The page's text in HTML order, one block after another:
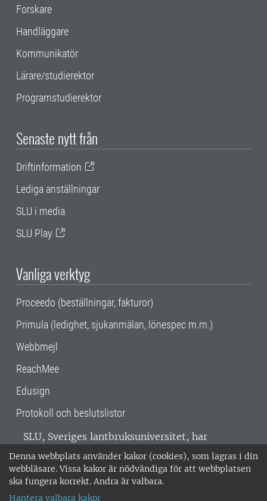
Denna webbplats använder kakor (cookies), som lagras i din
webbläsare. Vissa kakor är nödvändiga för att webbplatsen
ska fungera korrekt. Andra är valbara.
Hantera valbara kakor
Forskare
Handläggare
Kommunikatör
Lärare/studierektor
Programstudierektor
Senaste nytt från
Driftinformation
Lediga anställningar
SLU i media
SLU Play
Vanliga verktyg
Proceedo (beställningar, fakturor)
Primula (ledighet, sjukanmälan, lönespec m.m.)
Webbmejl
ReachMee
Edusign
Protokoll och beslutslistor
SLU, Sveriges lantbruksuniversitet, har
verksamhet över hela Sverige. Huvudorter är
Alnarp, Uppsala och Umeå.SLU är
miljöcertifierat enligt ISO 14001. •
018-67 10 00 • Org nr: 202100-2817 •